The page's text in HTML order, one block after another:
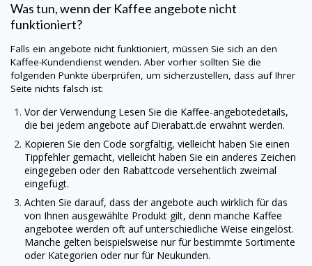
Was tun, wenn der Kaffee angebote nicht
funktioniert?
Falls ein angebote nicht funktioniert, müssen Sie sich an den
Kaffee-Kundendienst wenden. Aber vorher sollten Sie die
folgenden Punkte überprüfen, um sicherzustellen, dass auf Ihrer
Seite nichts falsch ist:
Vor der Verwendung Lesen Sie die Kaffee-angebotedetails,
die bei jedem angebote auf Dierabatt.de erwähnt werden.
Kopieren Sie den Code sorgfältig, vielleicht haben Sie einen
Tippfehler gemacht, vielleicht haben Sie ein anderes Zeichen
eingegeben oder den Rabattcode versehentlich zweimal
eingefügt.
Achten Sie darauf, dass der angebote auch wirklich für das
von Ihnen ausgewählte Produkt gilt, denn manche Kaffee
angebotee werden oft auf unterschiedliche Weise eingelöst.
Manche gelten beispielsweise nur für bestimmte Sortimente
oder Kategorien oder nur für Neukunden.